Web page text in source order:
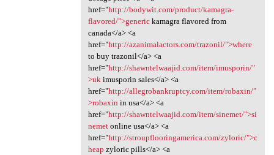
href="http://bodywit.com/product/kamagra-
flavored/">generickamagra flavored from
canada</a> <a
href="http://azanimalactors.com/trazonil/">where
to buy trazonil</a> <a
href="http://shawntelwaajid.com/item/imusporin/"
>uk imusporin sales</a> <a
href="http://allegrobankruptcy.com/item/robaxin/"
>robaxin in usa</a> <a
href="http://shawntelwaajid.com/item/sinemet/">si
nemetonline usa</a> <a
href="http://stroupflooringamerica.com/zyloric/">c
heap zyloric pills</a> <a